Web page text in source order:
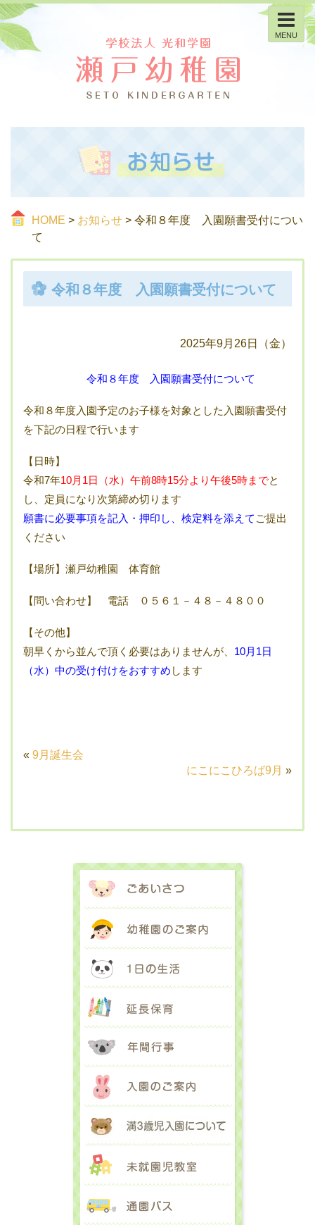
MENU
HOME > お知らせ > 令和８年度 入園願書受付につい
て
令和８年度 入園願書受付について
2025年9月26日（金）
令和８年度 入園願書受付について
令和８年度入園予定のお子様を対象とした入園願書受付
を下記の日程で行います
【日時】
令和7年10月1日（水）午前8時15分より午後5時までと
し、定員になり次第締め切ります
願書に必要事項を記入・押印し、検定料を添えて ご提出
ください
【場所】瀬戸幼稚園 体育館
【問い合わせ】 電話 ０５６１－４８－４８００
【その他】
朝早くから並んで頂く必要はありませんが、 10月1日
（水）中の受け付けをおすすめ します
« 9月誕生会
にこにこひろば9月 »
ごあいさつ
幼稚園のご案内